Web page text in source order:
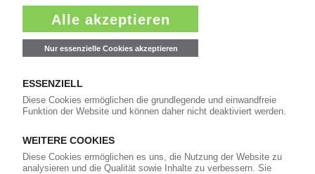
KRONES
Hersteller von Abfüllanlagen gründet
Kunststoff-Recyclingsparte aus / Gotsche
neuer Geschäftsführer